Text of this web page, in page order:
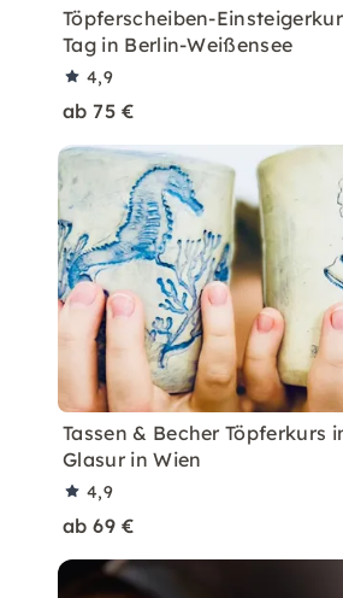
Töpferscheiben-
Tag in Berlin-Weißensee
4,9
ab 75 €
Tassen & Becher Töpferkurs
Glasur in Wien
4,9
ab 69 €